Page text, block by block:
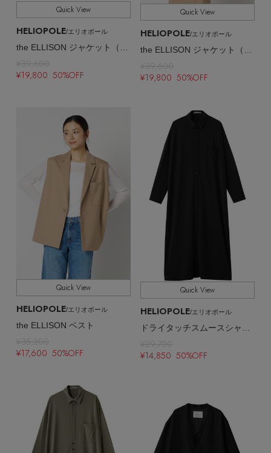
Quick View
HELIOPOLE/エリオポール
the ELLISON ジャケット（NO COLLAR）
¥39,600
¥19,800 50%OFF
Quick View
HELIOPOLE/エリオポール
the ELLISON ジャケット（NO COLLAR）
¥39,600
¥19,800 50%OFF
Quick View
HELIOPOLE/エリオポール
the ELLISON ベスト
¥35,200
¥17,600 50%OFF
Quick View
HELIOPOLE/エリオポール
¥29,700
¥14,850 50%OFF